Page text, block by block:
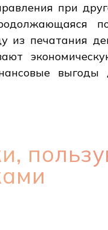
при
из печатания